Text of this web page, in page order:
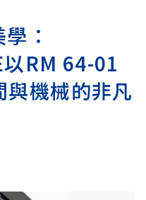
：
RM 64-01
機械的非凡